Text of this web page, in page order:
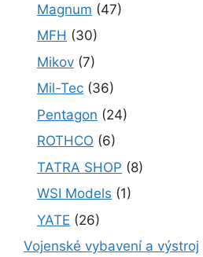
Magnum (47)
MFH (30)
Mikov (7)
Mil-Tec (36)
Pentagon (24)
ROTHCO (6)
TATRA SHOP (8)
WSI Models (1)
YATE (26)
Vojenské vybavení a výstroj